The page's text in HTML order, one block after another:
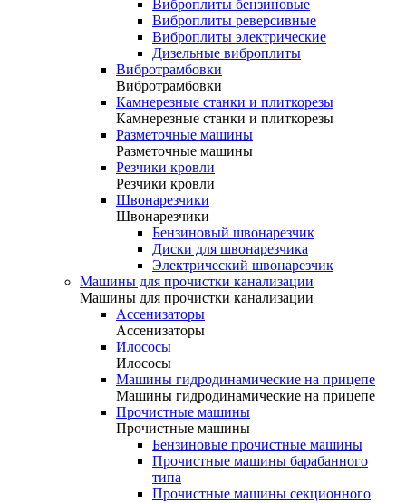
Виброплиты бензиновые
Виброплиты реверсивные
Виброплиты электрические
Дизельные виброплиты
Вибротрамбовки
Вибротрамбовки
Камнерезные станки и плиткорезы
Камнерезные станки и плиткорезы
Разметочные машины
Разметочные машины
Резчики кровли
Резчики кровли
Швонарезчики
Швонарезчики
Бензиновый швонарезчик
Диски для швонарезчика
Электрический швонарезчик
Машины для прочистки канализации
Машины для прочистки канализации
Ассенизаторы
Ассенизаторы
Илососы
Илососы
Машины гидродинамические на прицепе
Машины гидродинамические на прицепе
Прочистные машины
Прочистные машины
Бензиновые прочистные машины
Прочистные машины барабанного
типа
Прочистные машины секционного